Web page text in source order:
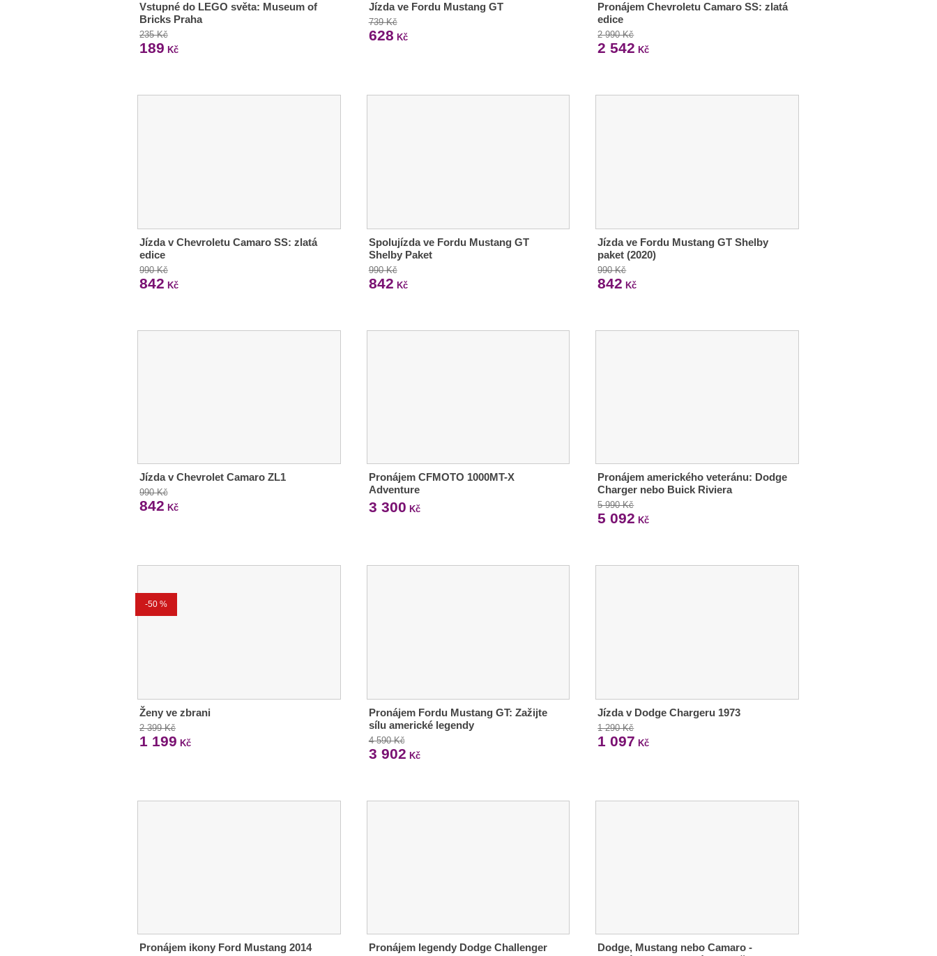
Vstupné do LEGO světa: Museum of
Bricks Praha
235 Kč
189 Kč
Jízda ve Fordu Mustang GT
739 Kč
628 Kč
Pronájem Chevroletu Camaro SS: zlatá
edice
2 990 Kč
2 542 Kč
Jízda v Chevroletu Camaro SS: zlatá
edice
990 Kč
842 Kč
Spolujízda ve Fordu Mustang GT
Shelby Paket
990 Kč
842 Kč
Jízda ve Fordu Mustang GT Shelby
paket (2020)
990 Kč
842 Kč
Jízda v Chevrolet Camaro ZL1
990 Kč
842 Kč
Pronájem CFMOTO 1000MT-X
Adventure
3 300 Kč
Pronájem amerického veteránu: Dodge
Charger nebo Buick Riviera
5 990 Kč
5 092 Kč
-50 %
Ženy ve zbrani
2 399 Kč
1 199 Kč
Pronájem Fordu Mustang GT: Zažijte
sílu americké legendy
4 590 Kč
3 902 Kč
Jízda v Dodge Chargeru 1973
1 290 Kč
1 097 Kč
Pronájem ikony Ford Mustang 2014 Pronájem legendy Dodge Challenger
Dodge, Mustang nebo Camaro -